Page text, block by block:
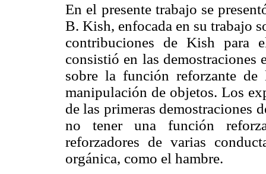
En el presente trabajo se
B. Kish, enfocada en su trabajo
contribuciones de Kish para
consistió en las demostraciones
sobre la función reforzante
manipulación de objetos. Los
de las primeras demostraciones
no tener una función
reforzadores de varias
orgánica, como el hambre.